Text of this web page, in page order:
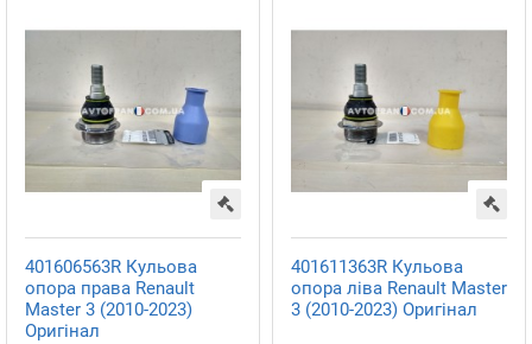
401606563R Кульова
опора права Renault
Master 3 (2010-2023)
Оригінал
401611363R Кульова
опора ліва Renault Master
3 (2010-2023) Оригінал